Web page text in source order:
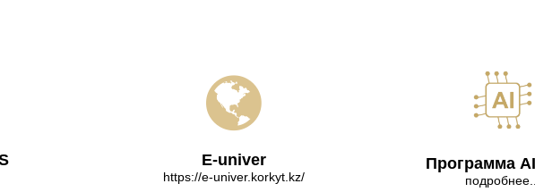
E-univer
https://e-univer.korkyt.kz/
Программа
подробнее...